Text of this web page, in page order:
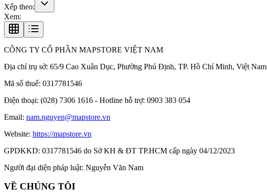
Xếp theo:
Xem:
CÔNG TY CỔ PHẦN MAPSTORE VIỆT NAM
Địa chỉ trụ sở: 65/9 Cao Xuân Dục, Phường Phú Định, TP. Hồ Chí Minh, Việt Nam
Mã số thuế: 0317781546
Điện thoại: (028) 7306 1616 - Hotline hỗ trợ: 0903 383 054
Email: nam.nguyen@mapstore.vn
Website: https://mapstore.vn
GPDKKD: 0317781546 do Sở KH & ĐT TP.HCM cấp ngày 04/12/2023
Người đại diện pháp luật: Nguyễn Văn Nam
VỀ CHÚNG TÔI